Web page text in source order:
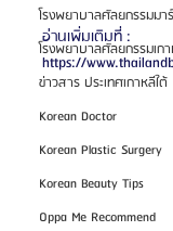
โรงพยาบาลศัลยกรรมมา
โรงพยาบาลศัลยกรรมเก
ข่าวสาร ประเทศเกาหลีใต้
Korean Doctor
Korean Plastic Surgery
Korean Beauty Tips
Oppa Me Recommend
อ่านเพิ่มเติมที่ :
https://